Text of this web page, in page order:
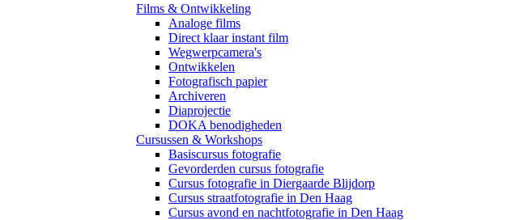
Films & Ontwikkeling
Analoge films
Direct klaar instant film
Wegwerpcamera's
Ontwikkelen
Fotografisch papier
Archiveren
Diaprojectie
DOKA benodigheden
Cursussen & Workshops
Basiscursus fotografie
Gevorderden cursus fotografie
Cursus fotografie in Diergaarde Blijdorp
Cursus straatfotografie in Den Haag
Cursus avond en nachtfotografie in Den Haag